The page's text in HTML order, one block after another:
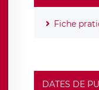
Fiche
DATES DE